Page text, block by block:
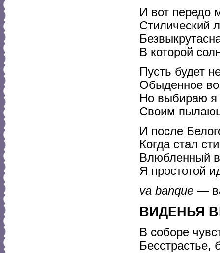
И вот передо
Стилический
В которой
Пусть будет
Обыденное
Но выбираю я
Своим
И после
Когда стал
Влюбленный в
Я простотой
va banque —
ВИДЕНЬЯ
В соборе
Бесстрастье,